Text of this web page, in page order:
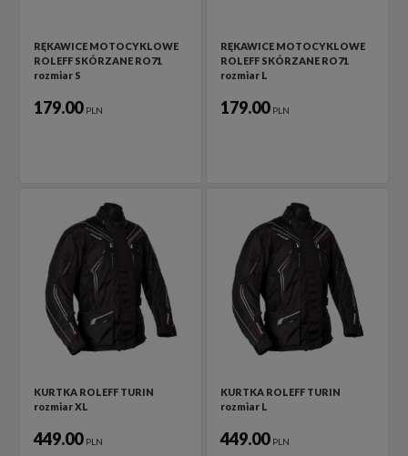
RĘKAWICE MOTOCYKLOWE
ROLEFF SKÓRZANE RO71
rozmiar S
179.00 PLN
RĘKAWICE MOTOCYKLOWE
ROLEFF SKÓRZANE RO71
rozmiar L
179.00 PLN
KURTKA ROLEFF TURIN
rozmiar XL
449.00 PLN
KURTKA ROLEFF TURIN
rozmiar L
449.00 PLN